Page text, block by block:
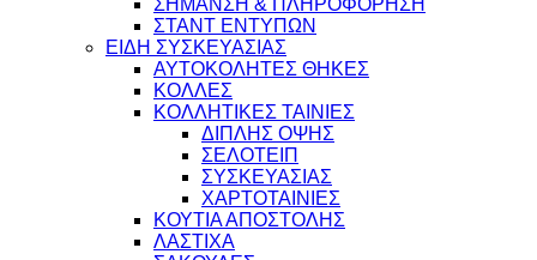
ΣΗΜΑΝΣΗ & ΠΛΗΡΟΦΟΡΗΣΗ
ΣΤΑΝΤ ΕΝΤΥΠΩΝ
ΕΙΔΗ ΣΥΣΚΕΥΑΣΙΑΣ
ΑΥΤΟΚΟΛΗΤΕΣ ΘΗΚΕΣ
ΚΟΛΛΕΣ
ΚΟΛΛΗΤΙΚΕΣ ΤΑΙΝΙΕΣ
ΔΙΠΛΗΣ ΟΨΗΣ
ΣΕΛΟΤΕΙΠ
ΣΥΣΚΕΥΑΣΙΑΣ
ΧΑΡΤΟΤΑΙΝΙΕΣ
ΚΟΥΤΙΑ ΑΠΟΣΤΟΛΗΣ
ΛΑΣΤΙΧΑ